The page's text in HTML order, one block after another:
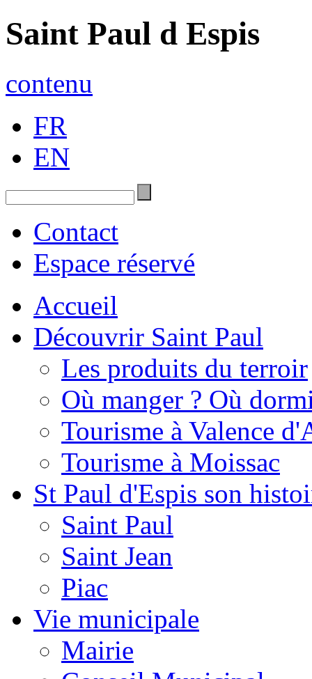
Saint Paul d Espis
contenu
FR
EN
Contact
Espace réservé
Accueil
Découvrir Saint Paul
Les produits du terroir
Où manger ? Où
Tourisme à Valence
Tourisme à Moissac
St Paul d'Espis son
Saint Paul
Saint Jean
Piac
Vie municipale
Mairie